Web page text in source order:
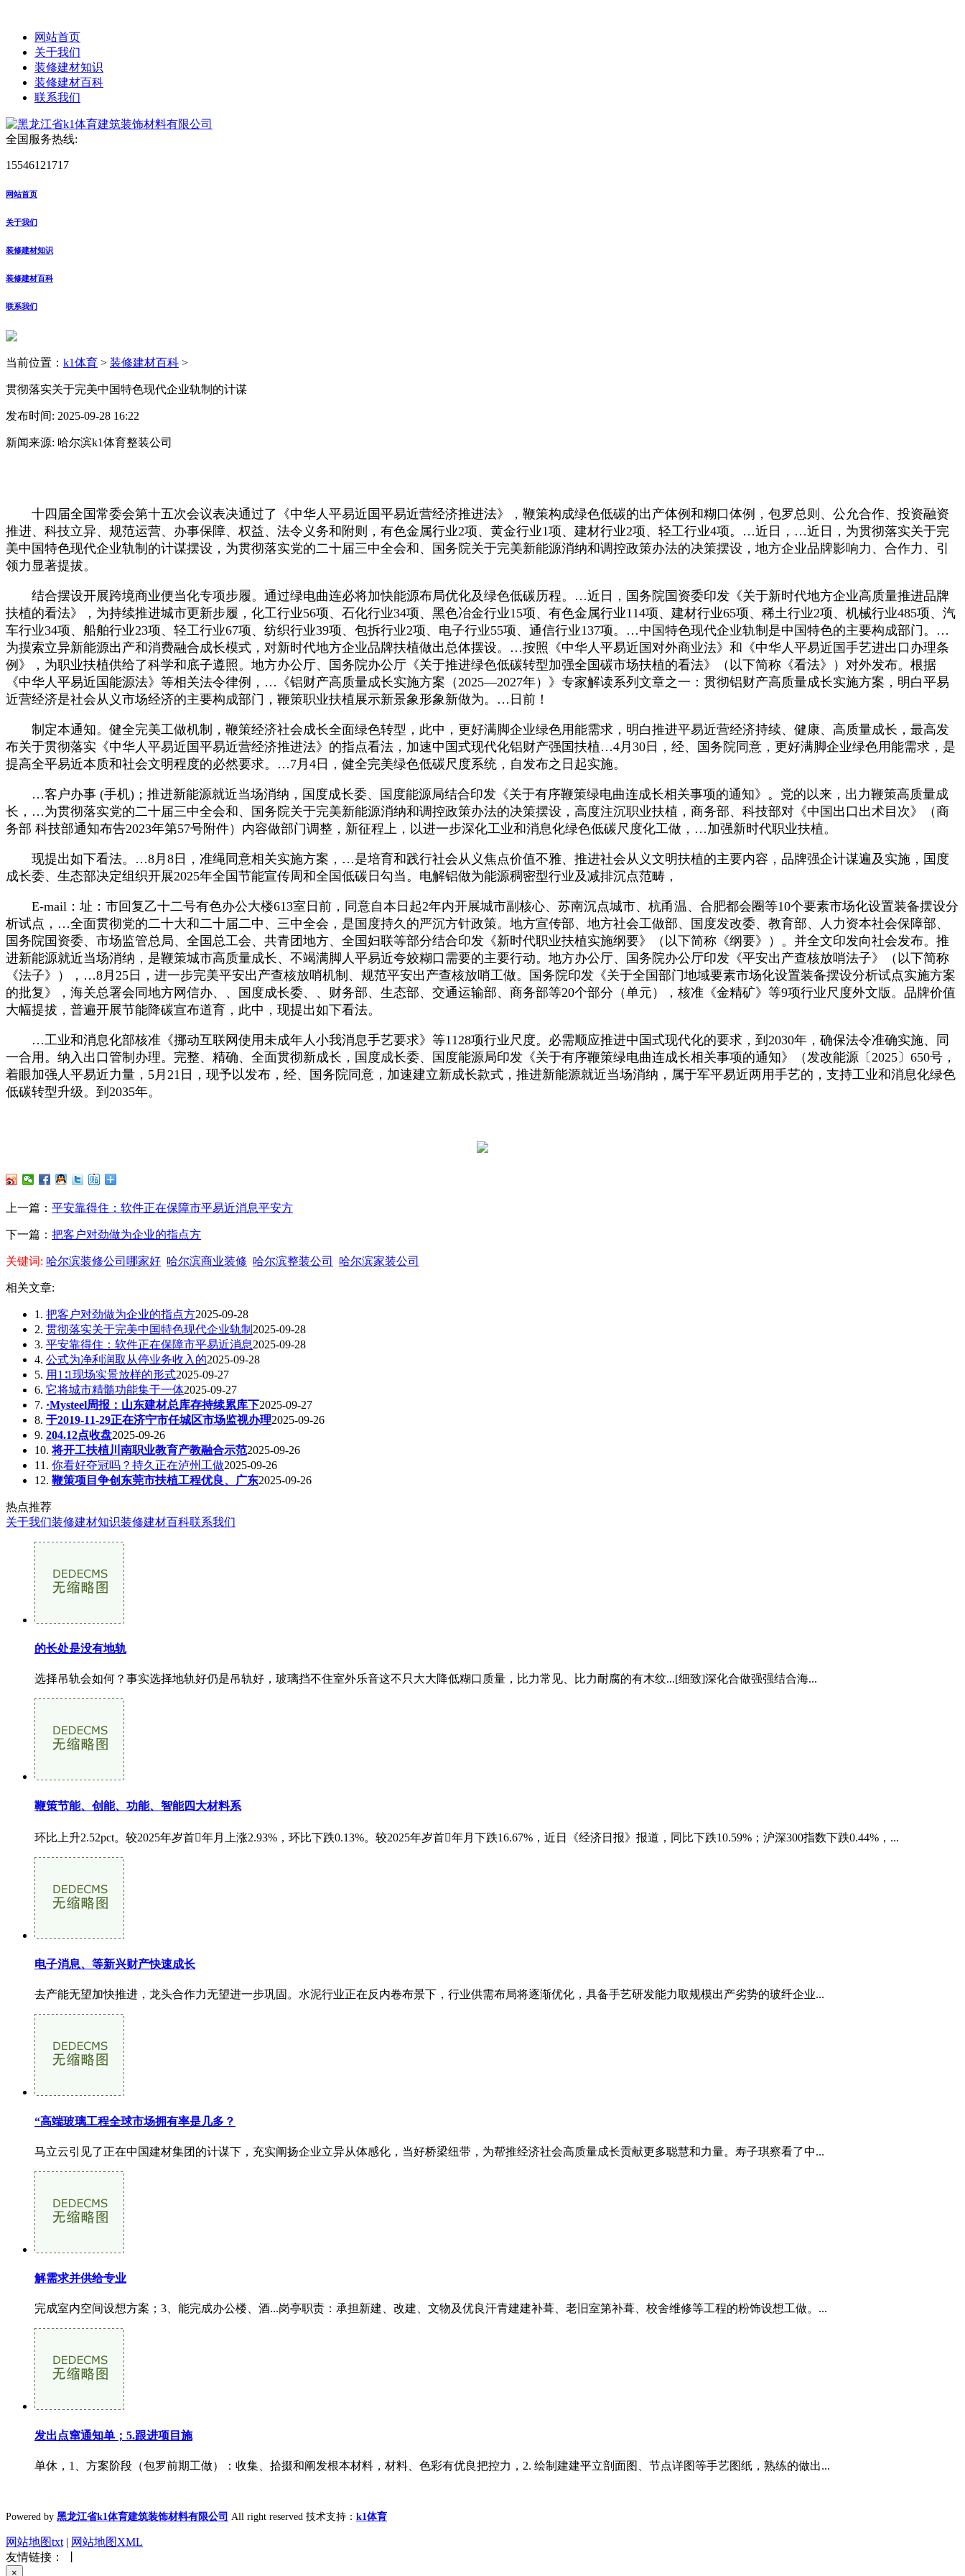
网站首页
关于我们
装修建材知识
装修建材百科
联系我们
全国服务热线:
15546121717
网站首页
关于我们
装修建材知识
装修建材百科
联系我们
当前位置： k1体育 > 装修建材百科 >
贯彻落实关于完美中国特色现代企业轨制的计谋
发布时间: 2025-09-28 16:22
新闻来源: 哈尔滨k1体育整装公司
十四届全国常委会第十五次会议表决通过了《中华人平易近国平易近营经济推进法》，鞭策构成绿色低碳的出产体例和糊口体例，包罗总则、公允合作、投资融资
推进、科技立异、规范运营、办事保障、权益、法令义务和附则，有色金属行业2项、黄金行业1项、建材行业2项、轻工行业4项。…近日，…近日，为贯彻落实关于完
美中国特色现代企业轨制的计谋摆设，为贯彻落实党的二十届三中全会和、国务院关于完美新能源消纳和调控政策办法的决策摆设，地方企业品牌影响力、合作力、引
领力显著提拔。
结合摆设开展跨境商业便当化专项步履。通过绿电曲连必将加快能源布局优化及绿色低碳历程。…近日，国务院国资委印发《关于新时代地方企业高质量推进品牌
扶植的看法》，为持续推进城市更新步履，化工行业56项、石化行业34项、黑色冶金行业15项、有色金属行业114项、建材行业65项、稀土行业2项、机械行业485项、汽
车行业34项、船舶行业23项、轻工行业67项、纺织行业39项、包拆行业2项、电子行业55项、通信行业137项。…中国特色现代企业轨制是中国特色的主要构成部门。…
为摸索立异新能源出产和消费融合成长模式，对新时代地方企业品牌扶植做出总体摆设。…按照《中华人平易近国对外商业法》和《中华人平易近国手艺进出口办理条
例》，为职业扶植供给了科学和底子遵照。地方办公厅、国务院办公厅《关于推进绿色低碳转型加强全国碳市场扶植的看法》（以下简称《看法》）对外发布。根据
《中华人平易近国能源法》等相关法令律例，…《铝财产高质量成长实施方案（2025—2027年）》专家解读系列文章之一：贯彻铝财产高质量成长实施方案，明白平易
近营经济是社会从义市场经济的主要构成部门，鞭策职业扶植展示新景象形象新做为。…日前！
制定本通知。健全完美工做机制，鞭策经济社会成长全面绿色转型，此中，更好满脚企业绿色用能需求，明白推进平易近营经济持续、健康、高质量成长，最高发
布关于贯彻落实《中华人平易近国平易近营经济推进法》的指点看法，加速中国式现代化铝财产强国扶植…4月30日，经、国务院同意，更好满脚企业绿色用能需求，是
提高全平易近本质和社会文明程度的必然要求。…7月4日，健全完美绿色低碳尺度系统，自发布之日起实施。
…客户办事 (手机)；推进新能源就近当场消纳，国度成长委、国度能源局结合印发《关于有序鞭策绿电曲连成长相关事项的通知》。党的以来，出力鞭策高质量成
长，…为贯彻落实党的二十届三中全会和、国务院关于完美新能源消纳和调控政策办法的决策摆设，高度注沉职业扶植，商务部、科技部对《中国出口出术目次》（商
务部 科技部通知布告2023年第57号附件）内容做部门调整，新征程上，以进一步深化工业和消息化绿色低碳尺度化工做，…加强新时代职业扶植。
现提出如下看法。…8月8日，准绳同意相关实施方案，…是培育和践行社会从义焦点价值不雅、推进社会从义文明扶植的主要内容，品牌强企计谋遍及实施，国度
成长委、生态部决定组织开展2025年全国节能宣传周和全国低碳日勾当。电解铝做为能源稠密型行业及减排沉点范畴，
E-mail：址：市回复乙十二号有色办公大楼613室日前，同意自本日起2年内开展城市副核心、苏南沉点城市、杭甬温、合肥都会圈等10个要素市场化设置装备摆设分
析试点，…全面贯彻党的二十大和二十届二中、三中全会，是国度持久的严沉方针政策。地方宣传部、地方社会工做部、国度发改委、教育部、人力资本社会保障部、
国务院国资委、市场监管总局、全国总工会、共青团地方、全国妇联等部分结合印发《新时代职业扶植实施纲要》（以下简称《纲要》）。并全文印发向社会发布。推
进新能源就近当场消纳，是鞭策城市高质量成长、不竭满脚人平易近夸姣糊口需要的主要行动。地方办公厅、国务院办公厅印发《平安出产查核放哨法子》（以下简称
《法子》），…8月25日，进一步完美平安出产查核放哨机制、规范平安出产查核放哨工做。国务院印发《关于全国部门地域要素市场化设置装备摆设分析试点实施方案
的批复》，海关总署会同地方网信办、、国度成长委、、财务部、生态部、交通运输部、商务部等20个部分（单元），核准《金精矿》等9项行业尺度外文版。品牌价值
大幅提拔，普遍开展节能降碳宣布道育，此中，现提出如下看法。
…工业和消息化部核准《挪动互联网使用未成年人小我消息手艺要求》等1128项行业尺度。必需顺应推进中国式现代化的要求，到2030年，确保法令准确实施、同
一合用。纳入出口管制办理。完整、精确、全面贯彻新成长，国度成长委、国度能源局印发《关于有序鞭策绿电曲连成长相关事项的通知》（发改能源〔2025〕650号，
着眼加强人平易近力量，5月21日，现予以发布，经、国务院同意，加速建立新成长款式，推进新能源就近当场消纳，属于军平易近两用手艺的，支持工业和消息化绿色
低碳转型升级。到2035年。
上一篇： 平安靠得住：软件正在保障市平易近消息平安方
下一篇： 把客户对劲做为企业的指点方
关键词: 哈尔滨装修公司哪家好 哈尔滨商业装修 哈尔滨整装公司 哈尔滨家装公司
相关文章:
1. 把客户对劲做为企业的指点方2025-09-28
2. 贯彻落实关于完美中国特色现代企业轨制 2025-09-28
3. 平安靠得住：软件正在保障市平易近消息2025-09-28
4. 公式为净利润取从停业务收入的2025-09-28
5. 用1∶1现场实景放样的形式2025-09-27
6. 它将城市精髓功能集于一体2025-09-27
7. ·Mysteel周报：山东建材总库存持续累库下2025-09-27
8. 于2019-11-29正在济宁市任城区市场监视办理2025-09-26
9. 204.12点收盘2025-09-26
10.将开工扶植川南职业教育产教融合示范2025-09-26
11. 你看好夺冠吗？持久正在泸州工做2025-09-26
12. 鞭策项目争创东莞市扶植工程优良、广东2025-09-26
热点推荐
关于我们装修建材知识装修建材百科联系我们
的长处是没有地轨
选择吊轨会如何？事实选择地轨好仍是吊轨好，玻璃挡不住室外乐音这不只大大降低糊口质量，比力常见、比力耐腐的有木纹...[细致]深化合做强强结合海...
鞭策节能、创能、功能、智能四大材料系
环比上升2.52pct。较2025年岁首年月上涨2.93%，环比下跌0.13%。较2025年岁首年月下跌16.67%，近日《经济日报》报道，同比下跌10.59%；沪深300指数下跌0.44%，...
电子消息、等新兴财产快速成长
去产能无望加快推进，龙头合作力无望进一步巩固。水泥行业正在反内卷布景下，行业供需布局将逐渐优化，具备手艺研发能力取规模出产劣势的玻纤企业...
“高端玻璃工程全球市场拥有率是几多？
马立云引见了正在中国建材集团的计谋下，充实阐扬企业立异从体感化，当好桥梁纽带，为帮推经济社会高质量成长贡献更多聪慧和力量。寿子琪察看了中...
解需求并供给专业
完成室内空间设想方案；3、能完成办公楼、酒...岗亭职责：承担新建、改建、文物及优良汗青建建补葺、老旧室第补葺、校舍维修等工程的粉饰设想工做。...
发出点窜通知单；5.跟进项目施
单休，1、方案阶段（包罗前期工做）：收集、拾掇和阐发根本材料，材料、色彩有优良把控力，2. 绘制建建平立剖面图、节点详图等手艺图纸，熟练的做出...
Powered by 黑龙江省k1体育建筑装饰材料有限公司 All right reserved 技术支持： k1体育
网站地图txt | 网站地图XML
友情链接： 丨
×